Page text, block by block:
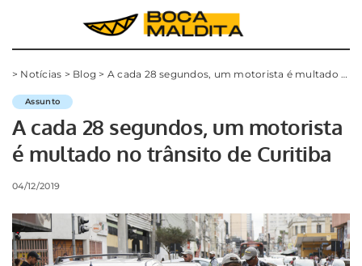
> Notícias > Blog > A cada 28 segundos, um motorista é multado no trânsito de Curitiba
Assunto
A cada 28 segundos, um motorista
é multado no trânsito de Curitiba
04/12/2019